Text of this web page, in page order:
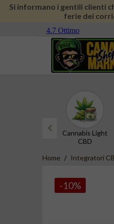
Si informano i gentili clienti
ferie dei
Serve aiuto?
Cannabis Light
CBD
Home Integratori
-10%